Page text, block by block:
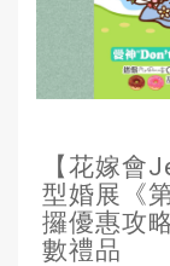
【花嫁會
型婚展《
攞優惠攻
數禮品